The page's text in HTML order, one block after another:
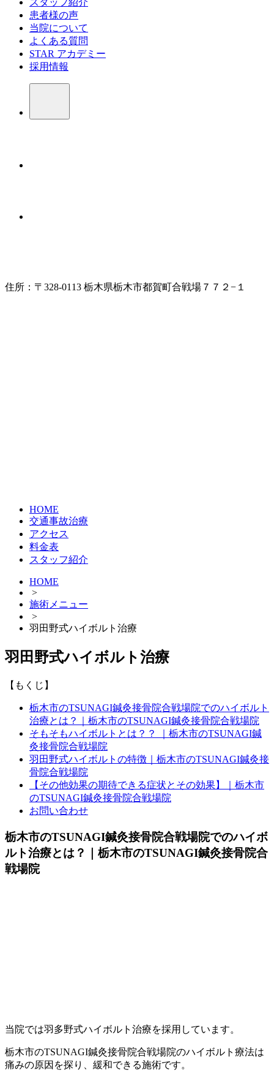
スタッフ紹介
患者様の声
当院について
よくある質問
STAR アカデミー
採用情報
住所：〒328-0113 栃木県栃木市都賀町合戦場７７２−１
HOME
交通事故治療
アクセス
料金表
スタッフ紹介
HOME
>
施術メニュー
>
羽田野式ハイボルト治療
羽田野式ハイボルト治療
【もくじ】
栃木市のTSUNAGI鍼灸接骨院合戦場院でのハイボルト
治療とは？｜栃木市のTSUNAGI鍼灸接骨院合戦場院
そもそもハイボルトとは？？ ｜栃木市のTSUNAGI鍼
灸接骨院合戦場院
羽田野式ハイボルトの特徴｜栃木市のTSUNAGI鍼灸接
骨院合戦場院
【その他効果の期待できる症状とその効果】｜栃木市
のTSUNAGI鍼灸接骨院合戦場院
お問い合わせ
栃木市のTSUNAGI鍼灸接骨院合戦場院でのハイボ
ルト治療とは？｜栃木市のTSUNAGI鍼灸接骨院合
戦場院
当院では羽多野式ハイボルト治療を採用しています。
栃木市のTSUNAGI鍼灸接骨院合戦場院のハイボルト療法は
痛みの原因を探り、緩和できる施術です。